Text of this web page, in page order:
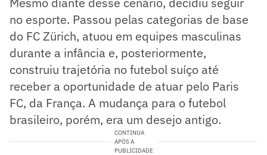
no esporte. Passou pelas categorias de base
do FC Zürich, atuou em equipes masculinas
durante a infância e, posteriormente,
construiu trajetória no futebol suíço até
receber a oportunidade de atuar pelo Paris
FC, da França. A mudança para o futebol
brasileiro, porém, era um desejo antigo.
CONTINUA
APÓS A
PUBLICIDADE